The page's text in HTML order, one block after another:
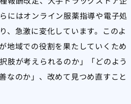
にはオンライン服薬指導や電子処
、急激に変化しています。このよ
地域での役割を果たしていくため
肢が考えられるのか」「どのよう
なのか」、改めて見つめ直すこと